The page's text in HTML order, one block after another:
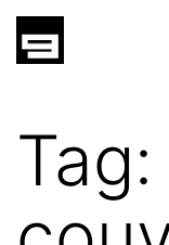
Skip
gatsu
Tag: